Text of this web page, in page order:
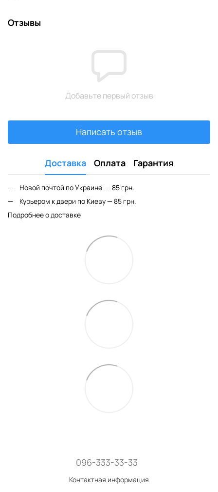
Отзывы
Добавьте первый отзыв
Написать отзыв
Доставка Оплата Гарантия
Новой почтой по Украине — 85 грн.
Курьером к двери по Киеву — 85 грн.
Подробнее о доставке
096-333-33-33
Контактная информация